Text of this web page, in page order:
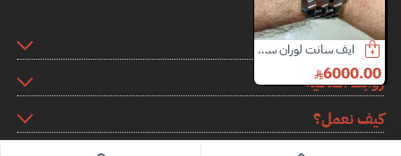
ايف سانت لوران ساعة
6000.00
برادا نظارات
المعلومات
روابط اضافية
كيف نعمل؟